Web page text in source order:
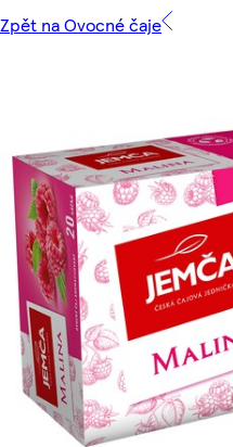
Zpět na Ovocné čaje